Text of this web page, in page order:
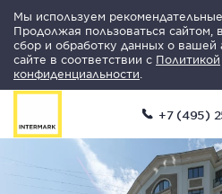
Мы используем рекомендательные
Продолжая пользоваться сайтом,
сбор и обработку данных о вашей
сайте в соответствии с Политикой
конфиденциальности
+7 (495)